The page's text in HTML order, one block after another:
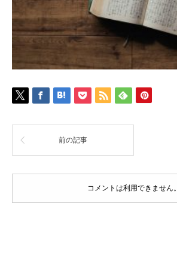
前の記事
コメントは利用できません。